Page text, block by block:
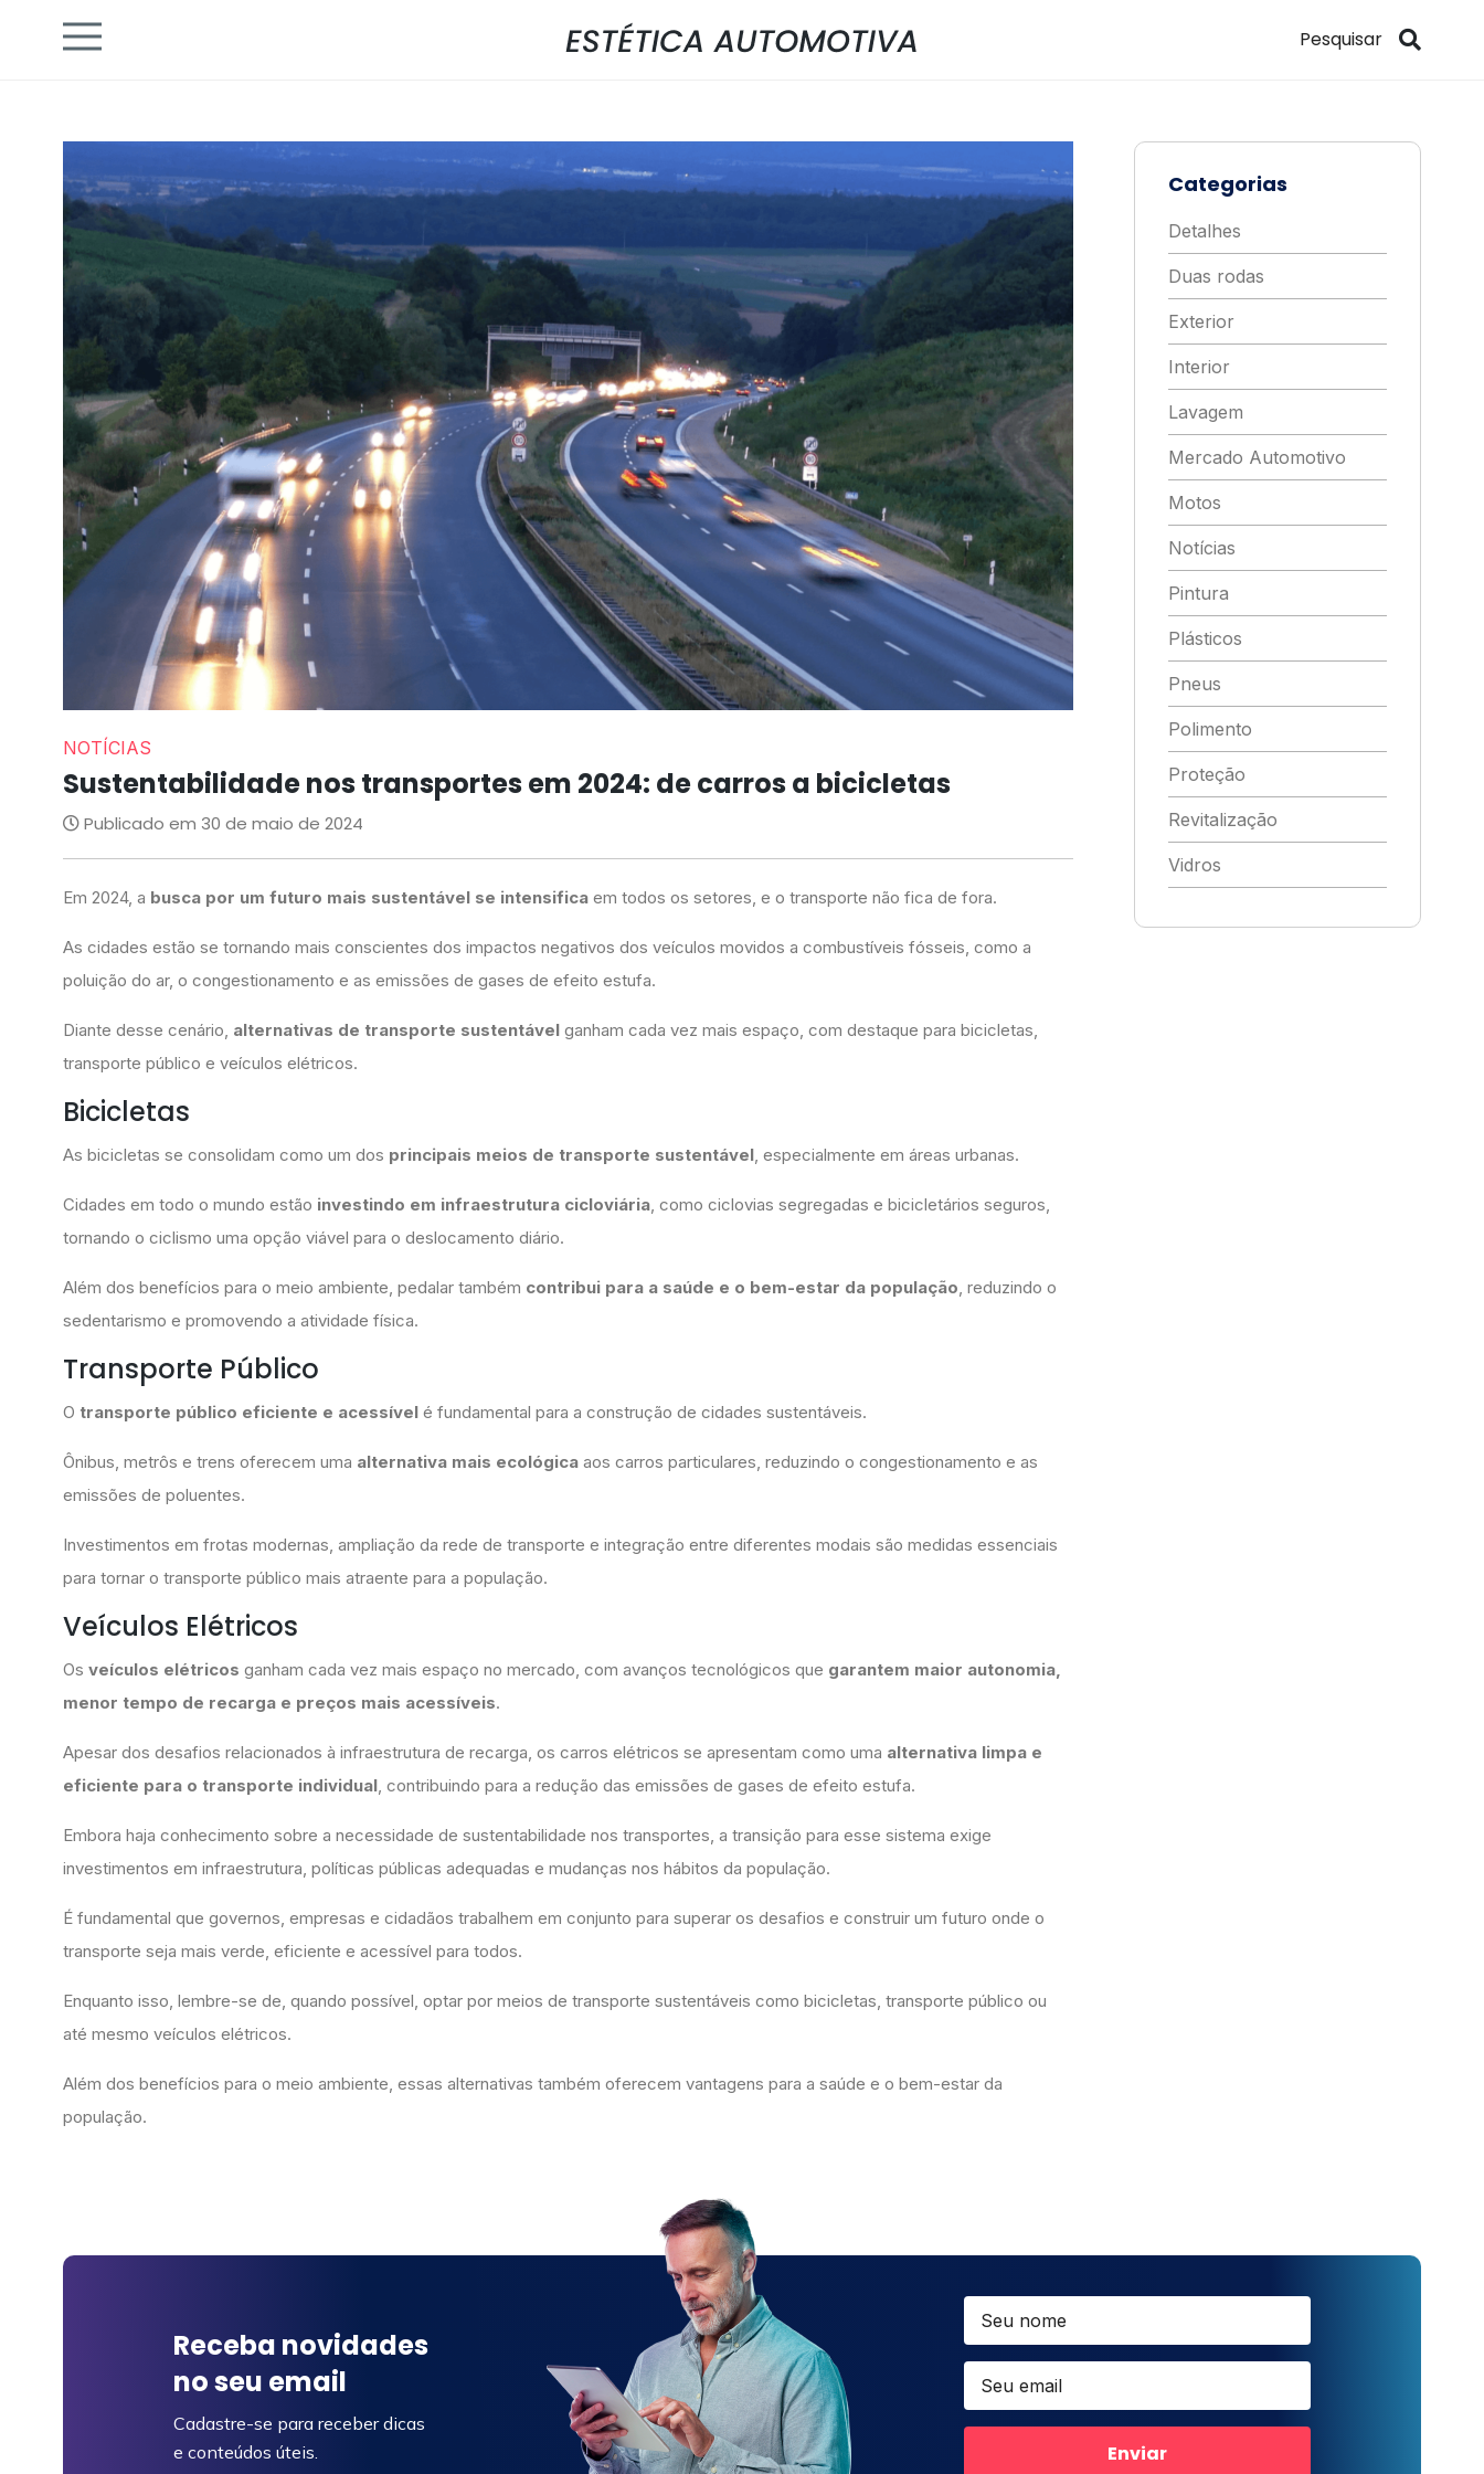
NOTÍCIAS
Sustentabilidade nos transportes em 2024: de carros a bicicletas
Publicado em 30 de maio de 2024
Em 2024, a busca por um futuro mais sustentável se intensifica em todos os setores, e o transporte não fica de fora.
As cidades estão se tornando mais conscientes dos impactos negativos dos veículos movidos a combustíveis fósseis, como a
poluição do ar, o congestionamento e as emissões de gases de efeito estufa.
Diante desse cenário, alternativas de transporte sustentável ganham cada vez mais espaço, com destaque para bicicletas,
transporte público e veículos elétricos.
Bicicletas
As bicicletas se consolidam como um dos principais meios de transporte sustentável, especialmente em áreas urbanas.
Cidades em todo o mundo estão investindo em infraestrutura cicloviária, como ciclovias segregadas e bicicletários seguros,
tornando o ciclismo uma opção viável para o deslocamento diário.
Além dos benefícios para o meio ambiente, pedalar também contribui para a saúde e o bem-estar da população, reduzindo o
sedentarismo e promovendo a atividade física.
Transporte Público
O transporte público eficiente e acessível é fundamental para a construção de cidades sustentáveis.
Ônibus, metrôs e trens oferecem uma alternativa mais ecológica aos carros particulares, reduzindo o congestionamento e as
emissões de poluentes.
Investimentos em frotas modernas, ampliação da rede de transporte e integração entre diferentes modais são medidas essenciais
para tornar o transporte público mais atraente para a população.
Veículos Elétricos
Os veículos elétricos ganham cada vez mais espaço no mercado, com avanços tecnológicos que garantem maior autonomia,
menor tempo de recarga e preços mais acessíveis.
Apesar dos desafios relacionados à infraestrutura de recarga, os carros elétricos se apresentam como uma alternativa limpa e
eficiente para o transporte individual, contribuindo para a redução das emissões de gases de efeito estufa.
Embora haja conhecimento sobre a necessidade de sustentabilidade nos transportes, a transição para esse sistema exige
investimentos em infraestrutura, políticas públicas adequadas e mudanças nos hábitos da população.
É fundamental que governos, empresas e cidadãos trabalhem em conjunto para superar os desafios e construir um futuro onde o
transporte seja mais verde, eficiente e acessível para todos.
Enquanto isso, lembre-se de, quando possível, optar por meios de transporte sustentáveis como bicicletas, transporte público ou
até mesmo veículos elétricos.
Além dos benefícios para o meio ambiente, essas alternativas também oferecem vantagens para a saúde e o bem-estar da
população.
Categorias
Detalhes
Duas rodas
Exterior
Interior
Lavagem
Mercado Automotivo
Motos
Notícias
Pintura
Plásticos
Pneus
Polimento
Proteção
Revitalização
Vidros
Receba novidades
no seu email
Cadastre-se para receber dicas
e conteúdos úteis.
Enviar